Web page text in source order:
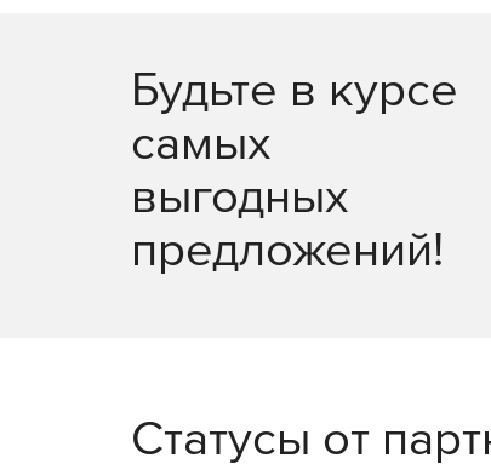
Компания является резидентом
многочисленных российских конкурсов,
Для МСП в 2022 году действуют скидки
Тарифы SAAS:
Компоненты:
Платформа CraftTalk,
Будьте в курсе
самых
выгодных
предложений!
Статусы от